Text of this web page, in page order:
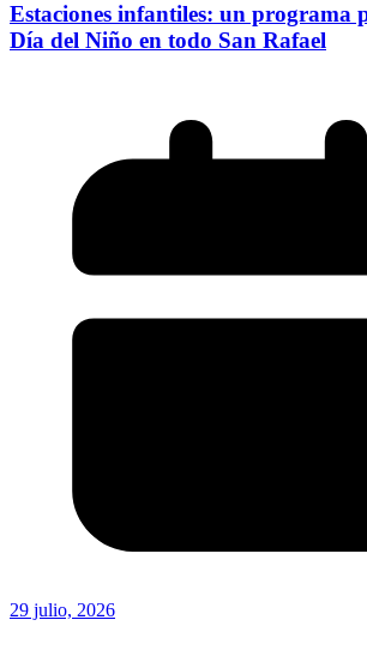
Estaciones infantiles: un programa
Día del Niño en todo San Rafael
29 julio, 2026